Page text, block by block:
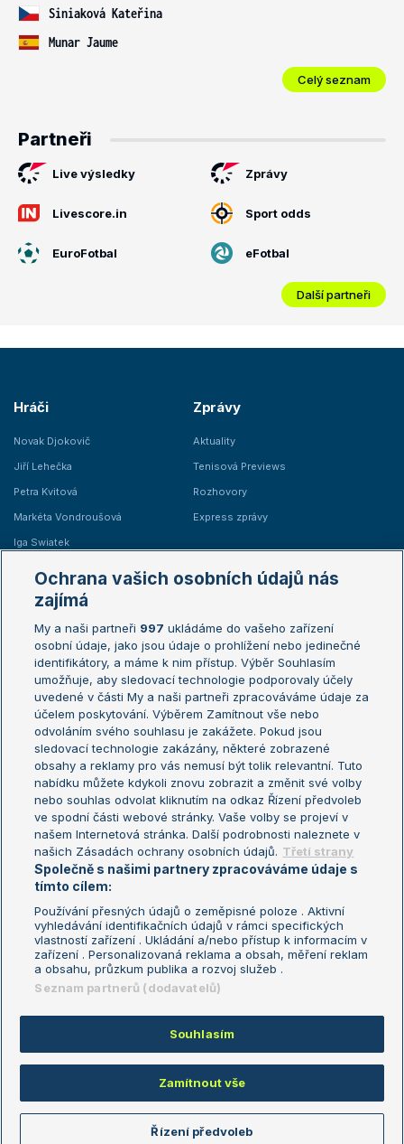
Siniaková Kateřina
Munar Jaume
Celý seznam
Partneři
Live výsledky Zprávy
Livescore.in Sport odds
EuroFotbal eFotbal
Další partneři
Hráči
Novak Djokovič
Jiří Lehečka
Petra Kvitová
Markéta Vondroušová
Iga Swiatek
Zprávy
Aktuality
Tenisová Previews
Rozhovory
Express zprávy
Žebříčky
Žebříček ATP (muži)
Žebříček WTA (ženy)
Sázkařský žebříček
Australian Open
French Open
Wimbledon
US Open
Turnaj mistrů
Turnaj mistryň
Aktualní trendy
Fotbalové přestupy
Livesport Daily
LS Prague Open
Podmínky užití
Nastavení soukromí
GDPR a žurnalistika
Reklama
Kontakt
Informace o zpracování osobních
údajů
Copyright © 2008-2026 TenisPortal.cz. Využíváme zpravodajství ČTK.
Ochrana vašich osobních údajů nás
zajímá
My a naši partneři 997 ukládáme do vašeho zařízení
osobní údaje, jako jsou údaje o prohlížení nebo jedinečné
identifikátory, a máme k nim přístup. Výběr Souhlasím
umožňuje, aby sledovací technologie podporovaly účely
uvedené v části My a naši partneři zpracováváme údaje za
účelem poskytování. Výběrem Zamítnout vše nebo
odvoláním svého souhlasu je zakážete. Pokud jsou
sledovací technologie zakázány, některé zobrazené
obsahy a reklamy pro vás nemusí být tolik relevantní. Tuto
nabídku můžete kdykoli znovu zobrazit a změnit své volby
nebo souhlas odvolat kliknutím na odkaz Řízení předvoleb
ve spodní části webové stránky. Vaše volby se projeví v
našem Internetová stránka. Další podrobnosti naleznete v
našich Zásadách ochrany osobních údajů. Třetí strany
Společně s našimi partnery zpracováváme údaje s
tímto cílem:
Používání přesných údajů o zeměpisné poloze . Aktivní
vyhledávání identifikačních údajů v rámci specifických
vlastností zařízení . Ukládání a/nebo přístup k informacím v
zařízení . Personalizovaná reklama a obsah, měření reklam
a obsahu, průzkum publika a rozvoj služeb .
Seznam partnerů (dodavatelů)
Souhlasím
Zamítnout vše
Řízení předvoleb